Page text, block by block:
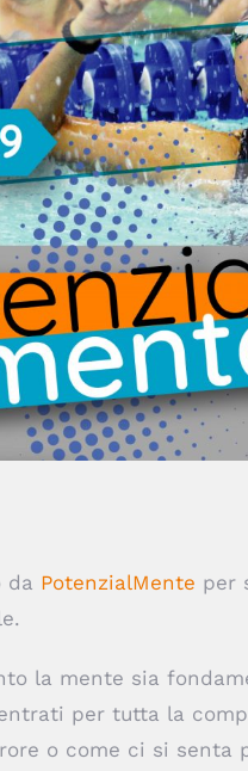
da PotenzialMente per
la mente sia
per tutta la
o come ci si